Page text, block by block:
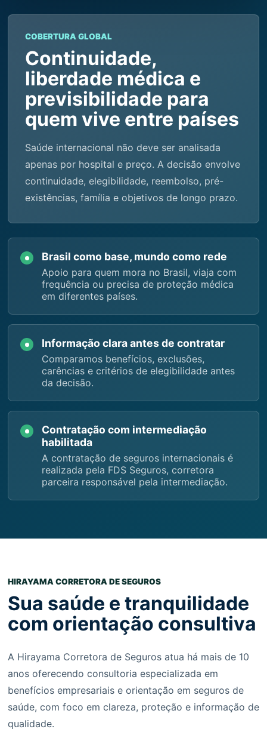
COBERTURA GLOBAL
Continuidade,
liberdade médica e
previsibilidade para
quem vive entre países
Saúde internacional não deve ser analisada
apenas por hospital e preço. A decisão envolve
continuidade, elegibilidade, reembolso, pré-
existências, família e objetivos de longo prazo.
Brasil como base, mundo como rede
Apoio para quem mora no Brasil, viaja com
frequência ou precisa de proteção médica
em diferentes países.
Informação clara antes de contratar
Comparamos benefícios, exclusões,
carências e critérios de elegibilidade antes
da decisão.
Contratação com intermediação
habilitada
A contratação de seguros internacionais é
realizada pela FDS Seguros, corretora
parceira responsável pela intermediação.
HIRAYAMA CORRETORA DE SEGUROS
Sua saúde e tranquilidade
com orientação consultiva
A Hirayama Corretora de Seguros atua há mais de 10
anos oferecendo consultoria especializada em
benefícios empresariais e orientação em seguros de
saúde, com foco em clareza, proteção e informação de
qualidade.